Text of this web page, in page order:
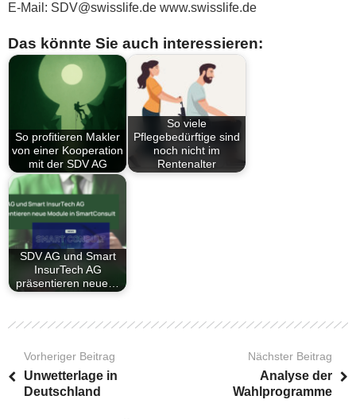
E-Mail: SDV@swisslife.de www.swisslife.de
Das könnte Sie auch interessieren:
So profitieren Makler
von einer Kooperation
mit der SDV AG
So viele
Pflegebedürftige sind
noch nicht im
Rentenalter
SDV AG und Smart
InsurTech AG
präsentieren neue…
Vorheriger Beitrag
Unwetterlage in
Deutschland
Nächster Beitrag
Analyse der
Wahlprogramme